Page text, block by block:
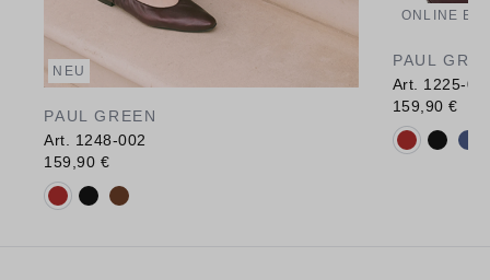
NEU
PAUL GREEN
Art. 1248-002
159,90 €
Verfügbare Farbvarianten:
ONLINE
PAUL
Art. 1225-
159,90 €
Verfügbare